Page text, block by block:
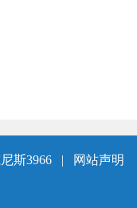
斯3966 |
网站声明